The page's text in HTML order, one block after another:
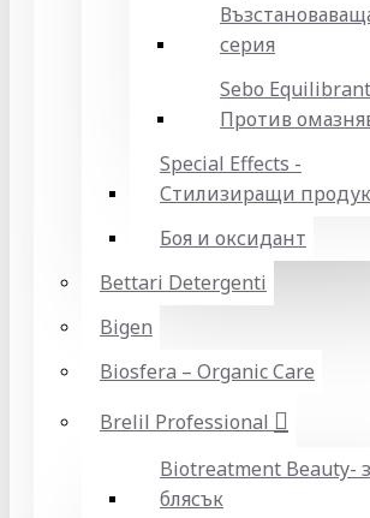
серия
Sebo
Против
Special Effects -
Стилизиращи
Боя и оксидант
Bettari Detergenti
Bigen
Biosfera – Organic Care
Brelil Professional
Biotreatment Beauty-
блясък